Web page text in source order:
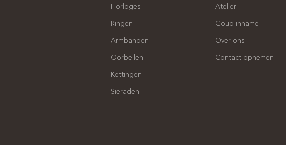
Horloges
Ringen
Armbanden
Oorbellen
Kettingen
Sieraden
Atelier
Goud inname
Over ons
Contact opnemen